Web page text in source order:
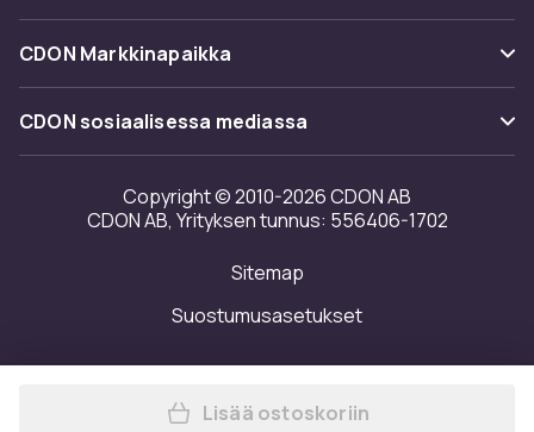
Takaisinvedot
Tuotemerkit
Tietoa meistä
Asiakasarvionnit
Investor relations
Saavutettavuusseloste
CDON Markkinapaikka
Merchant Help Center
CDON sosiaalisessa mediassa
Copyright © 2010-2026 CDON AB
CDON AB, Yrityksen tunnus: 556406-1702
Sitemap
Suostumusasetukset
Lisää Harry Potter
Lisää ostoskoriin